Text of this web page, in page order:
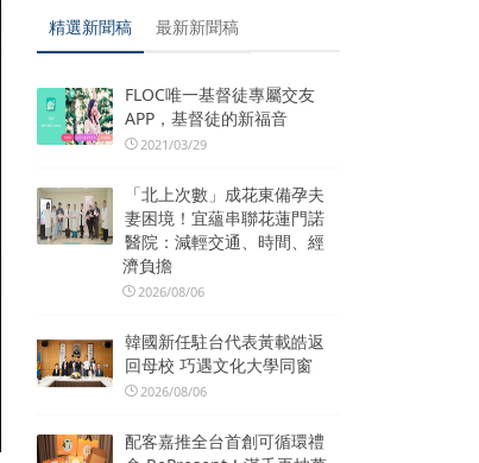
精選新聞稿 最新新聞稿
FLOC唯一基督徒專屬交友
APP，基督徒的新福音
2021/03/29
「北上次數」成花東備孕夫
妻困境！宜蘊串聯花蓮門諾
醫院：減輕交通、時間、經
濟負擔
2026/08/06
韓國新任駐台代表黃載皓返
回母校 巧遇文化大學同窗
2026/08/06
配客嘉推全台首創可循環禮